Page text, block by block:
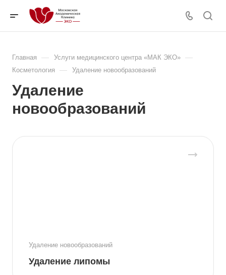
Главная — Услуги медицинского центра «МАК ЭКО» —
Косметология — Удаление новообразований
Удаление
новообразований
Удаление новообразований
Удаление липомы